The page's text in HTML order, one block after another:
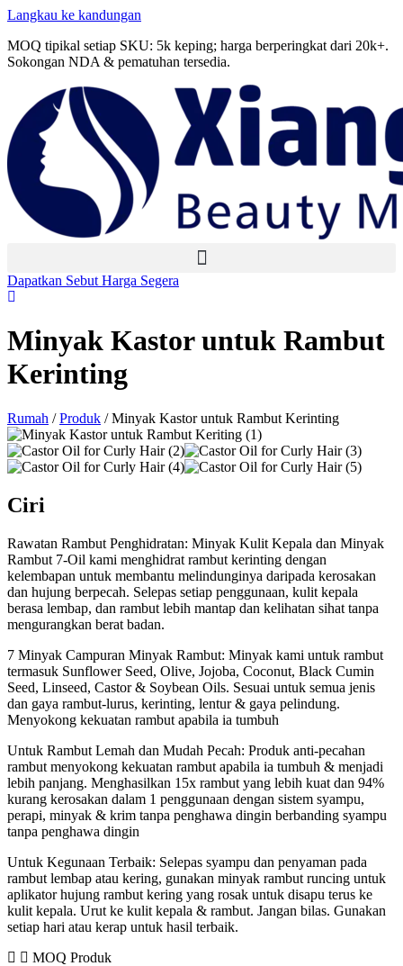
Langkau ke kandungan
MOQ tipikal setiap SKU: 5k keping; harga berperingkat dari 20k+.
Sokongan NDA & pematuhan tersedia.
Dapatkan Sebut Harga Segera
Minyak Kastor untuk Rambut
Kerinting
Rumah /Produk /Minyak Kastor untuk Rambut Kerinting
Ciri
Rawatan Rambut Penghidratan: Minyak Kulit Kepala dan Minyak
Rambut 7-Oil kami menghidrat rambut kerinting dengan
kelembapan untuk membantu melindunginya daripada kerosakan
dan hujung berpecah. Selepas setiap penggunaan, kulit kepala
berasa lembap, dan rambut lebih mantap dan kelihatan sihat tanpa
mengurangkan berat badan.
7 Minyak Campuran Minyak Rambut: Minyak kami untuk rambut
termasuk Sunflower Seed, Olive, Jojoba, Coconut, Black Cumin
Seed, Linseed, Castor & Soybean Oils. Sesuai untuk semua jenis
dan gaya rambut-lurus, kerinting, lentur & gaya pelindung.
Menyokong kekuatan rambut apabila ia tumbuh
Untuk Rambut Lemah dan Mudah Pecah: Produk anti-pecahan
rambut menyokong kekuatan rambut apabila ia tumbuh & menjadi
lebih panjang. Menghasilkan 15x rambut yang lebih kuat dan 94%
kurang kerosakan dalam 1 penggunaan dengan sistem syampu,
perapi, minyak & krim tanpa penghawa dingin berbanding syampu
tanpa penghawa dingin
Untuk Kegunaan Terbaik: Selepas syampu dan penyaman pada
rambut lembap atau kering, gunakan minyak rambut runcing untuk
aplikator hujung rambut kering yang rosak untuk disapu terus ke
kulit kepala. Urut ke kulit kepala & rambut. Jangan bilas. Gunakan
setiap hari atau kerap untuk hasil terbaik.
MOQ Produk